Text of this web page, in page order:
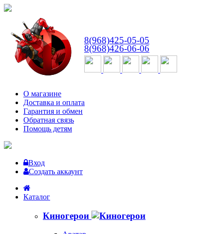
8(968)425-05-05
8(968)426-06-06
О магазине
Доставка и оплата
Гарантия и обмен
Обратная связь
Помощь детям
Вход
Создать аккаунт
Каталог
Киногерои